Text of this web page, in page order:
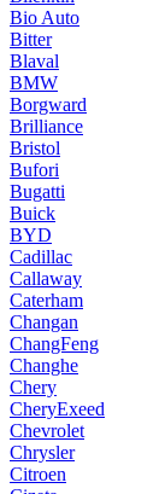
Bio Auto
Bitter
Blaval
BMW
Borgward
Brilliance
Bristol
Bufori
Bugatti
Buick
BYD
Cadillac
Callaway
Caterham
Changan
ChangFeng
Changhe
Chery
CheryExeed
Chevrolet
Chrysler
Citroen